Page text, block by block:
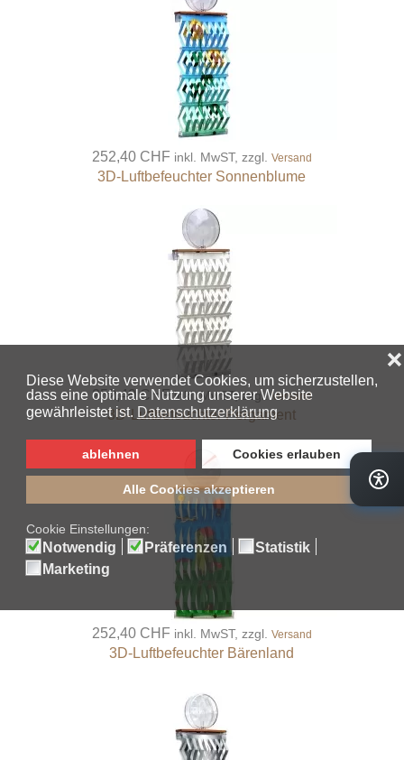
252,40 CHF inkl. MwST, zzgl. Versand
3D-Luftbefeuchter Sonnenblume
252,40 CHF inkl. MwST, zzgl.Versand
3D-Luftbefeuchter Pergament
252,40 CHF inkl. MwST, zzgl. Versand
3D-Luftbefeuchter Bärenland